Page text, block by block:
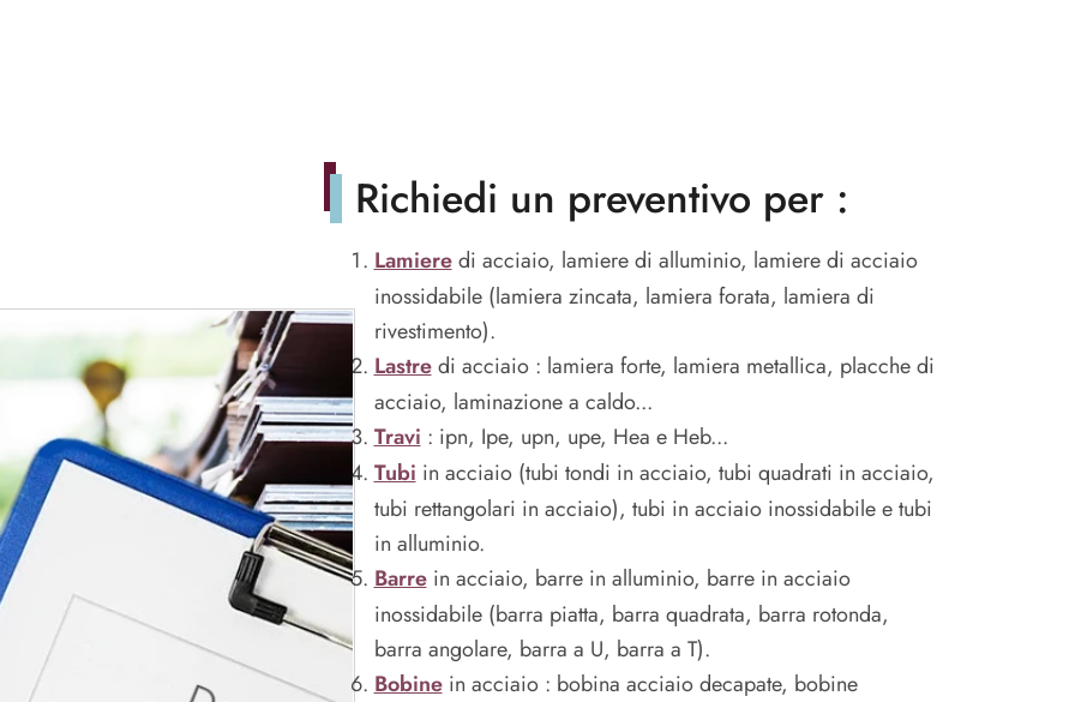
Richiedi un preventivo per :
Lamieredi acciaio, lamiere di alluminio, lamiere di acciaio
inossidabile (lamiera zincata, lamiera forata, lamiera di
rivestimento).
Lastre di acciaio : lamiera forte, lamiera metallica, placche di
acciaio, laminazione a caldo...
Travi : ipn, Ipe, upn, upe, Hea e Heb...
Tubi in acciaio (tubi tondi in acciaio, tubi quadrati in acciaio,
tubi rettangolari in acciaio), tubi in acciaio inossidabile e tubi
in alluminio.
Barre in acciaio, barre in alluminio, barre in acciaio
inossidabile (barra piatta, barra quadrata, barra rotonda,
barra angolare, barra a U, barra a T).
Bobine in acciaio : bobina acciaio decapate, bobine